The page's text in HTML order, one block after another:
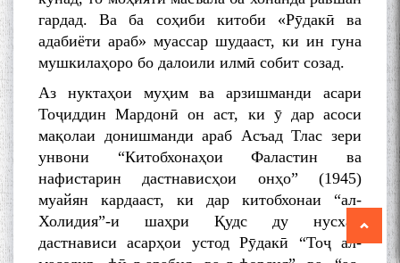
гардад. Ва ба соҳиби китоби «Рӯдакӣ ва
адабиёти араб» муассар шудааст, ки ин гуна
мушкилаҳоро бо далоили илмӣ собит созад.
Аз нуктаҳои муҳим ва арзишманди асари
Тоҷиддин Мардонӣ он аст, ки ӯ дар асоси
мақолаи донишманди араб Асъад Тлас зери
унвони “Китобхонаҳои Фаластин ва
нафистарин дастнависҳои онҳо” (1945)
муайян кардааст, ки дар китобхонаи “ал-
Холидия”-и шаҳри Қудс ду нусхаи
дастнависи асарҳои устод Рӯдакӣ “Тоҷ ал-